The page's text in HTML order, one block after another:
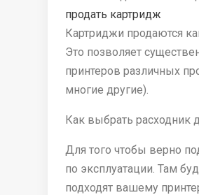
продать картридж
Картриджи продаются
Это позволяет
принтеров различных
многие другие).
Как выбрать расходник
Для того чтобы верно
по эксплуатации. Там
подходят вашему